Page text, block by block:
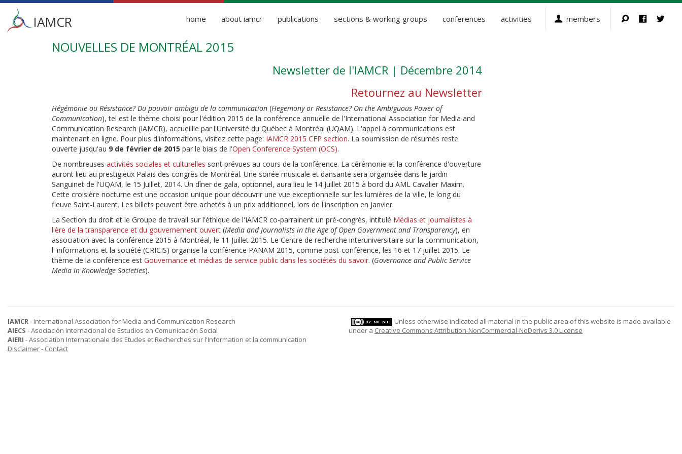
Main
menu
IAMCR home about iamcr publications sections & working groups conferences activities members
NOUVELLES DE MONTRÉAL 2015
Newsletter de l'IAMCR | Décembre 2014
Retournez au Newsletter
Hégémonie ou Résistance? Du pouvoir ambigu de la communication (Hegemony or Resistance? On the Ambiguous Power of
Communication), tel est le thème choisi pour l'édition 2015 de la conférence annuelle de l'International Association for Media and
Communication Research (IAMCR), accueillie par l'Université du Québec à Montréal (UQAM). L'appel à communications est
maintenant en ligne. Pour plus d'informations, visitez cette page: IAMCR 2015 CFP section. La soumission de résumés reste
ouverte jusqu'au 9 de février de 2015 par le biais de l'Open Conference System (OCS).
De nombreuses activités sociales et culturelles sont prévues au cours de la conférence. La cérémonie et la conférence d'ouverture
auront lieu au prestigieux Palais des congrès de Montréal. Une soirée musicale et dansante sera organisée dans le jardin
Sanguinet de l'UQAM, le 15 Juillet, 2014. Un dîner de gala, optionnel, aura lieu le 14 Juillet 2015 à bord du AML Cavalier Maxim.
Cette croisière nocturne est une occasion unique pour découvrir une vue exceptionnelle sur les lumières de la ville, le long du
fleuve Saint-Laurent. Les billets peuvent être achetés à un prix additionnel, lors de l'inscription en Janvier.
La Section du droit et le Groupe de travail sur l'éthique de l'IAMCR co-parrainent un pré-congrès, intitulé Médias et journalistes à
l'ère de la transparence et du gouvernement ouvert (Media and Journalists in the Age of Open Government and Transparency), en
association avec la conférence 2015 à Montréal, le 11 Juillet 2015. Le Centre de recherche interuniversitaire sur la communication,
l 'informations et la société (CRICIS) organise la conférence PANAM 2015, comme post-conférence, les 16 et 17 juillet 2015. Le
thème de la conférence est Gouvernance et médias de service public dans les sociétés du savoir. (Governance and Public Service
Media in Knowledge Societies).
IAMCR- International Association for Media and Communication Research
AIECS - Asociación Internacional de Estudios en Comunicación Social
AIERI - Association Internationale des Etudes et Recherches sur l'Information et la communication
Disclaimer- Contact
Unless otherwise indicated all material in the public area of this website is made available
under a Creative Commons Attribution-NonCommercial-NoDerivs 3.0 License